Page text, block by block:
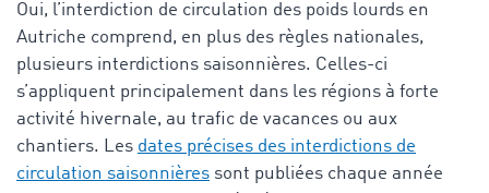
Oui, l’interdiction de circulation des poids lourds en
Autriche comprend, en plus des règles nationales,
plusieurs interdictions saisonnières. Celles-ci
s’appliquent principalement dans les régions à forte
activité hivernale, au trafic de vacances ou aux
chantiers. Les dates précises des interdictions de
circulation saisonnières sont publiées chaque année